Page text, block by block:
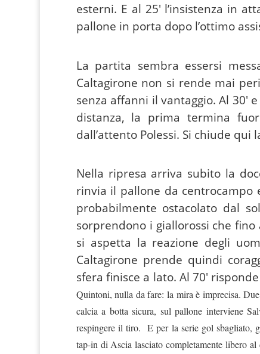
esterni. E al 25′ l’insistenza in
pallone in porta dopo l’ottimo
La partita sembra essersi
Caltagirone non si rende mai
senza affanni il vantaggio. Al 30′
distanza, la prima termina
dall’attento Polessi. Si chiude qui
Nella ripresa arriva subito la
rinvia il pallone da centrocampo
probabilmente ostacolato dal
sorprendono i giallorossi che
si aspetta la reazione degli
Caltagirone prende quindi
sfera finisce a lato. Al 70′
Quintoni, nulla da fare: la mira è imprecisa.
calcia a botta sicura, sul pallone interviene
respingere il tiro. E per la serie gol sbagliato,
tap-in di Ascia lasciato completamente libero